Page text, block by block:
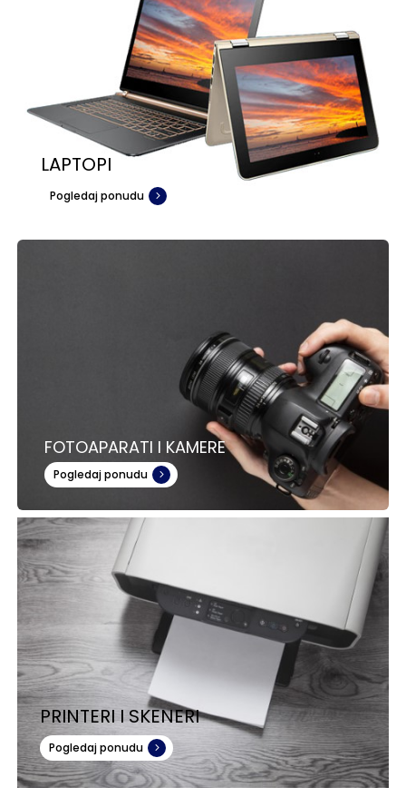
LAPTOPI
Pogledaj ponudu
FOTOAPARATI I KAMERE
Pogledaj ponudu
PRINTERI I SKENERI
Pogledaj ponudu